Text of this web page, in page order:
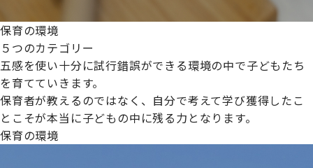
保育の環境
５つのカテゴリー
五感を使い十分に試行錯誤ができる環境の中で子どもたち
を育てていきます。
保育者が教えるのではなく、自分で考えて学び獲得したこ
とこそが本当に子どもの中に残る力となります。
保育の環境